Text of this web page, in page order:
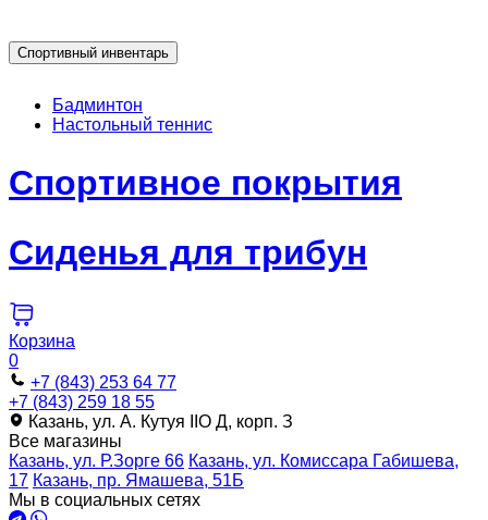
Спортивный инвентарь
Бадминтон
Настольный теннис
Спортивное покрытия
Сиденья для трибун
Корзина
0
+7 (843) 253 64 77
+7 (843) 259 18 55
Казань, ул. А. Кутуя IIO Д, корп. З
Все магазины
Казань, ул. Р.Зорге 66 Казань, ул. Комиссара Габишева,
17 Казань, пр. Ямашева, 51Б
Мы в социальных сетях